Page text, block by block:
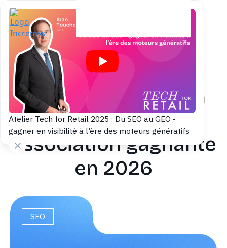
Atelier Tech for Retail 2025 : Du SEO au GEO -
gagner en visibilité à l’ère des moteurs génératifs
Back to blog
Taux de conversion
et SEO : une
association gagnante
en 2026
SEO